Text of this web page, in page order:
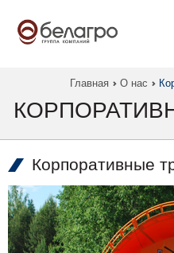
Главная О нас
Корпоративные